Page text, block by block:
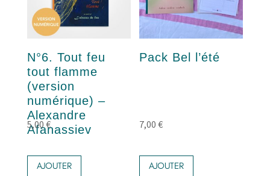
N°6. Tout feu
tout flamme
(version
numérique) –
Alexandre
Afanassiev
5,00 €
AJOUTER
Pack Bel l’été
7,00€
AJOUTER